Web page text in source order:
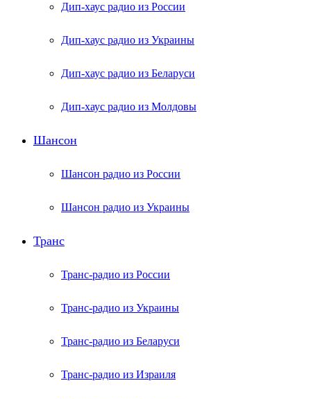
Дип-хаус радио из России
Дип-хаус радио из Украины
Дип-хаус радио из Беларуси
Дип-хаус радио из Молдовы
Шансон
Шансон радио из России
Шансон радио из Украины
Транс
Транс-радио из России
Транс-радио из Украины
Транс-радио из Беларуси
Транс-радио из Израиля